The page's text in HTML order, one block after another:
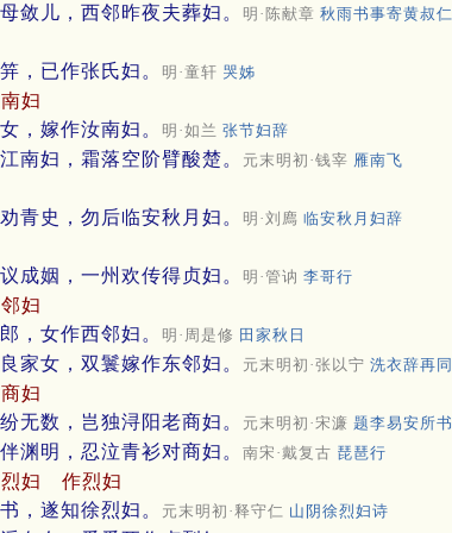
敛儿，西邻昨夜夫葬妇。
明·陈献章 秋雨书事寄黄叔仁
，已作张氏妇。
明·童轩 哭姊
妇
，嫁作汝南妇。
明·如兰 张节妇辞
南妇，霜落空阶臂酸楚。 元末明初·钱宰 雁南飞
青史，勿后临安秋月妇。
明·刘廌 临安秋月妇辞
成姻，一州欢传得贞妇。
明·管讷 李哥行
妇
，女作西邻妇。
明·周是修 田家秋日
家女，双鬟嫁作东邻妇。 元末明初·张以宁 洗衣辞再
妇
无数，岂独浔阳老商妇。
元末明初·宋濂 题李易安所
渊明，忍泣青衫对商妇。 南宋·戴复古 琵琶行
妇
作烈妇
，遂知徐烈妇。
元末明初·释守仁 山阴徐烈妇诗